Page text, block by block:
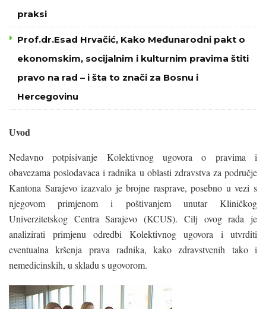
praksi
Prof.dr.Esad Hrvačić, Kako Međunarodni pakt o
ekonomskim, socijalnim i kulturnim pravima štiti
pravo na rad – i šta to znači za Bosnu i
Hercegovinu
Uvod
Nedavno potpisivanje Kolektivnog ugovora o pravima i
obavezama poslodavaca i radnika u oblasti zdravstva za područje
Kantona Sarajevo izazvalo je brojne rasprave, posebno u vezi s
njegovom primjenom i poštivanjem unutar Kliničkog
Univerzitetskog Centra Sarajevo (KCUS). Cilj ovog rada je
analizirati primjenu odredbi Kolektivnog ugovora i utvrditi
eventualna kršenja prava radnika, kako zdravstvenih tako i
nemedicinskih, u skladu s ugovorom.